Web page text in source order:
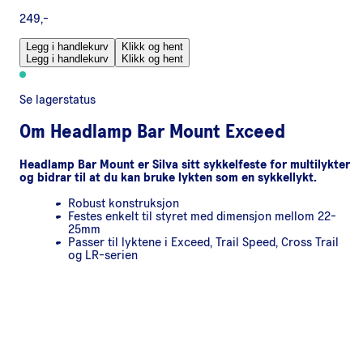
249,-
Legg i handlekurv
Legg i handlekurv
Klikk og hent
Klikk og hent
Se lagerstatus
Om Headlamp Bar Mount Exceed
Headlamp Bar Mount er Silva sitt sykkelfeste for multilykter
og bidrar til at du kan bruke lykten som en sykkellykt.
Robust konstruksjon
Festes enkelt til styret med dimensjon mellom 22-
25mm
Passer til lyktene i Exceed, Trail Speed, Cross Trail
og LR-serien